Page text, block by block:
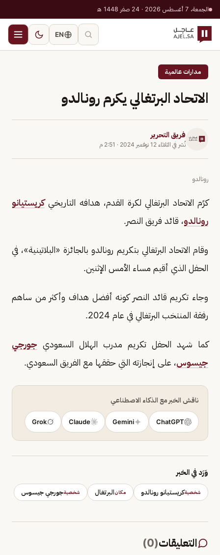
الجمعة، 7 أغسطس 2026 · 24 صفر 1448 هـ
EN
مدارات عالمية
الاتحاد البرتغالي يكرم رونالدو
فريق التحرير
نُشر في الثلاثاء 12 نوفمبر 2024 · 2:51 م
رونالدو
كرًم الاتحاد البرتغالي لكرة القدم، هدافه التاريخيكريستيانو
رونالدو، قائد فريق النصر.
وقام الاتحاد البرتغالي بتكريم رونالدو بالجائزة «البلاتينية»، في
الحفل الذي أقيم مساء الأمس الإثنين.
وجاء تكريم قائد النصر كونه أفضل هداف وأكثر من ساهم
رفقة المنتخب البرتغالي في عام 2024.
كما شهد الحفل تكريم مدرب الهلال السعودي جورجي
جيسوس، على إنجازته التي حققها مع الفريق السعودي.
ناقش الخبر مع الذكاء الاصطناعي
ChatGPT
Gemini
Claude
Grok
وَرَد في الخبر
شخصيةكريستيانو رونالدو مكانالبرتغال شخصيةجورجي جيسوس
التعليقات(
0
)